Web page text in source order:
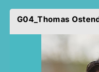
G04_Thomas